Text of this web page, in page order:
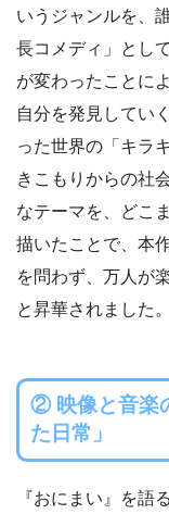
いうジャンルを、
長コメディ」とし
が変わったことに
自分を発見してい
った世界の「キラ
きこもりからの社
なテーマを、どこ
描いたことで、本
を問わず、万人が
と昇華されました。
② 映像と音楽
た日常」
『おにまい』を語